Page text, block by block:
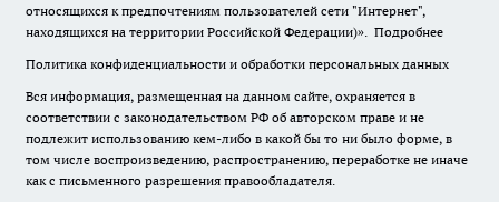
относящихся к предпочтениям пользователей сети "Интернет",
находящихся на территории Российской Федерации)». Подробнее
Политика конфиденциальности и обработки персональных данных
Вся информация, размещенная на данном сайте, охраняется в
соответствии с законодательством РФ об авторском праве и не
подлежит использованию кем-либо в какой бы то ни было форме, в
том числе воспроизведению, распространению, переработке не иначе
как с письменного разрешения правообладателя.